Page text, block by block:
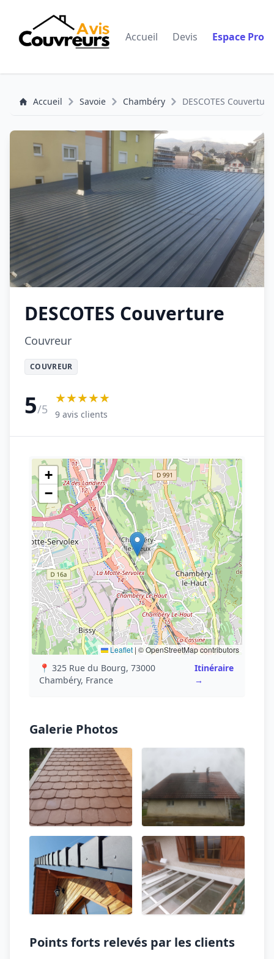
Accueil Devis Espace Pro
Accueil Savoie Chambéry DESCOTES Couverture
DESCOTES Couverture
Couvreur
COUVREUR
5/5
★★★★★
9 avis clients
+
−
Leaflet | © OpenStreetMap contributors
📍 325 Rue du Bourg, 73000
Chambéry, France
Itinéraire
→
Galerie Photos
Points forts relevés par les clients